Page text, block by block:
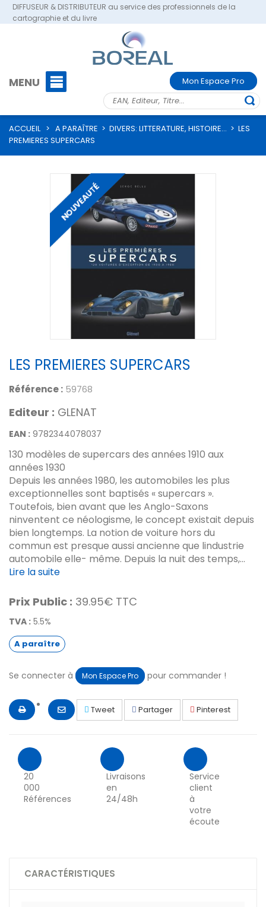
DIFFUSEUR & DISTRIBUTEUR au service des professionnels de la
cartographie et du livre
MENU Mon Espace Pro
ACCUEIL > A PARAÎTRE > DIVERS: LITTERATURE, HISTOIRE... > LES
PREMIERES SUPERCARS
LES PREMIERES SUPERCARS
Référence : 59768
Editeur : GLENAT
EAN : 9782344078037
130 modèles de supercars des années 1910 aux
années 1930
Depuis les années 1980, les automobiles les plus
exceptionnelles sont baptisés « supercars ».
Toutefois, bien avant que les Anglo-Saxons
ninventent ce néologisme, le concept existait depuis
bien longtemps. La notion de voiture hors du
commun est presque aussi ancienne que lindustrie
automobile elle- même. Depuis la nuit des temps,...
Lire la suite
Prix Public : 39.95€ TTC
TVA : 5.5%
A paraître
Se connecter à Mon Espace Pro pour commander !
Tweet Partager Pinterest
20
000
Références
Livraisons
en
24/48h
Service
client
à
votre
écoute
CARACTÉRISTIQUES